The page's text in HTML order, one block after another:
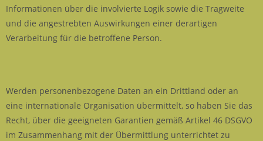
Informationen über die involvierte Logik sowie die Tragweite
und die angestrebten Auswirkungen einer derartigen
Verarbeitung für die betroffene Person.
Werden personenbezogene Daten an ein Drittland oder an
eine internationale Organisation übermittelt, so haben Sie das
Recht, über die geeigneten Garantien gemäß Artikel 46 DSGVO
im Zusammenhang mit der Übermittlung unterrichtet zu